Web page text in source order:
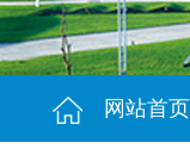
网站首页